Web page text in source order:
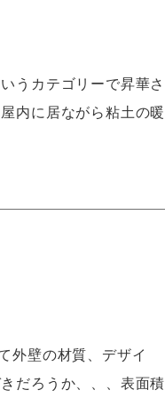
うカテゴリーで昇華さ
内に居ながら粘土の暖
外壁の材質、デザイ
だろうか、、、表面積